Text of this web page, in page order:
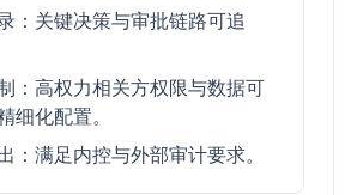
：关键决策与审批链路可追
：高权力相关方权限与数据可
细化配置。
：满足内控与外部审计要求。